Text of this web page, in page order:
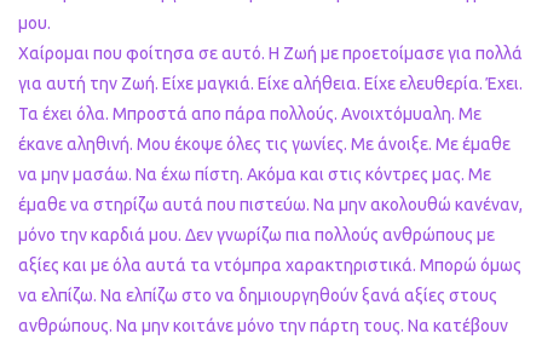
μου.
Χαίρομαι που φοίτησα σε αυτό. Η Ζωή με προετοίμασε για πολλά
για αυτή την Ζωή. Είχε μαγκιά. Είχε αλήθεια. Είχε ελευθερία. Έχει.
Τα έχει όλα. Μπροστά απο πάρα πολλούς. Ανοιχτόμυαλη. Με
έκανε αληθινή. Μου έκοψε όλες τις γωνίες. Με άνοιξε. Με έμαθε
να μην μασάω. Να έχω πίστη. Ακόμα και στις κόντρες μας. Με
έμαθε να στηρίζω αυτά που πιστεύω. Να μην ακολουθώ κανέναν,
μόνο την καρδιά μου. Δεν γνωρίζω πια πολλούς ανθρώπους με
αξίες και με όλα αυτά τα ντόμπρα χαρακτηριστικά. Μπορώ όμως
να ελπίζω. Να ελπίζω στο να δημιουργηθούν ξανά αξίες στους
ανθρώπους. Να μην κοιτάνε μόνο την πάρτη τους. Να κατέβουν